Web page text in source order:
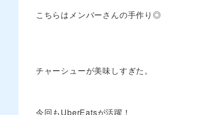
こちらはメンバーさんの手作り◎
チャーシューが美味しすぎた。
今回もUberEatsが活躍！